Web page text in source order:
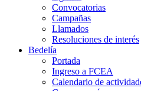
Convocatorias
Campañas
Llamados
Resoluciones de interés
Bedelía
Portada
Ingreso a FCEA
Calendario de